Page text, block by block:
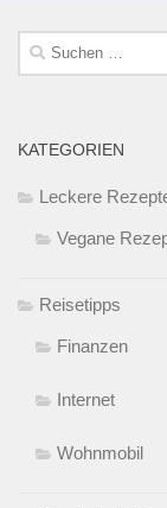
Suchen
nach:
KATEGORIEN
Leckere
Vegane
Reisetipps
Finanzen
Internet
Wohnmobil